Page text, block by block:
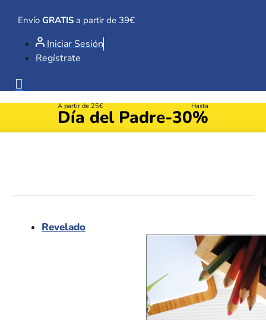
contenido
Envío GRATIS a partir de 39€
Iniciar Sesión
Regístrate
A partir de 25€
Día del Padre
Hasta
-30%
Revelado